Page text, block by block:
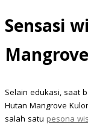
Sensasi
Selain edukasi, saat
Hutan Mangrove
salah satu pesona